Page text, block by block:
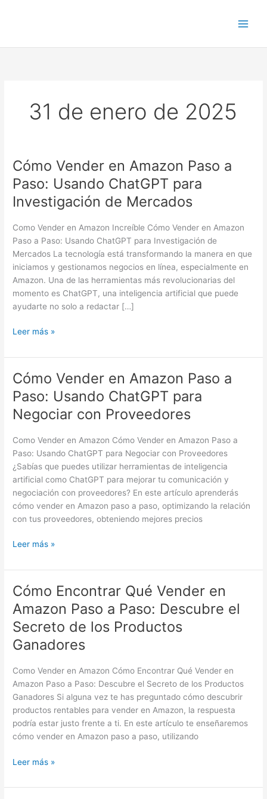
31 de enero de 2025
Cómo Vender en Amazon Paso a
Paso: Usando ChatGPT para
Investigación de Mercados
Como Vender en Amazon Increíble Cómo Vender en Amazon
Paso a Paso: Usando ChatGPT para Investigación de
Mercados La tecnología está transformando la manera en que
iniciamos y gestionamos negocios en línea, especialmente en
Amazon. Una de las herramientas más revolucionarias del
momento es ChatGPT, una inteligencia artificial que puede
ayudarte no solo a redactar […]
Cómo
Vender
en
Amazon
a
Paso:
Usando
ChatGPT
para
Investigación
de
Leer más »
Cómo Vender en Amazon Paso a
Paso: Usando ChatGPT para
Negociar con Proveedores
Como Vender en Amazon Cómo Vender en Amazon Paso a
Paso: Usando ChatGPT para Negociar con Proveedores
¿Sabías que puedes utilizar herramientas de inteligencia
artificial como ChatGPT para mejorar tu comunicación y
negociación con proveedores? En este artículo aprenderás
cómo vender en Amazon paso a paso, optimizando la relación
con tus proveedores, obteniendo mejores precios
Cómo
Vender
en
Amazon
a
Paso:
Usando
ChatGPT
para
Negociar
con
Leer más »
Cómo Encontrar Qué Vender en
Amazon Paso a Paso: Descubre el
Secreto de los Productos
Ganadores
Como Vender en Amazon Cómo Encontrar Qué Vender en
Amazon Paso a Paso: Descubre el Secreto de los Productos
Ganadores Si alguna vez te has preguntado cómo descubrir
productos rentables para vender en Amazon, la respuesta
podría estar justo frente a ti. En este artículo te enseñaremos
cómo vender en Amazon paso a paso, utilizando
Cómo
Encontrar
Qué
Vender
en
Paso
a
Paso:
Descubre
el
Secreto
los
Ganadores
Leer más »